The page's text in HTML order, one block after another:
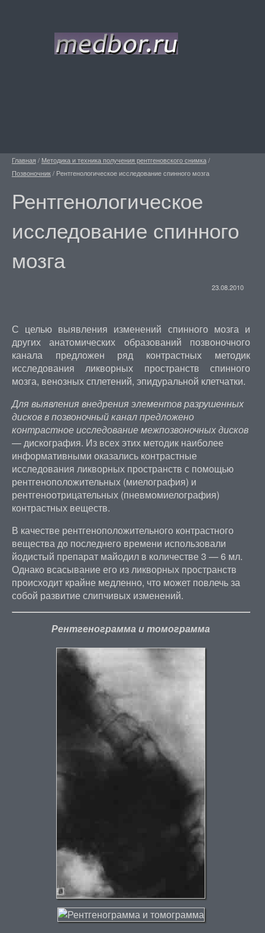
Главная / Методика и техника получения рентгеновского снимка/
Позвоночник/ Рентгенологическое исследование спинного мозга
Рентгенологическое
исследование спинного
мозга
23.08.2010
С целью выявления изменений спинного мозга и
других анатомических образований позвоночного
канала предложен ряд контрастных методик
исследования ликворных пространств спинного
мозга, венозных сплетений, эпидуральной клетчатки.
Для выявления внедрения элементов разрушенных
дисков в позвоночный канал предложено
контрастное исследование межпозвоночных дисков
— дискография. Из всех этих методик наиболее
информативными оказались контрастные
исследования ликворных пространств с помощью
рентгеноположительных (миелография) и
рентгеноотрицательных (пневмомиелография)
контрастных веществ.
В качестве рентгеноположительного контрастного
вещества до последнего времени использовали
йодистый препарат майодил в количестве 3 — 6 мл.
Однако всасывание его из ликворных пространств
происходит крайне медленно, что может повлечь за
собой развитие слипчивых изменений.
Рентгенограмма и томограмма